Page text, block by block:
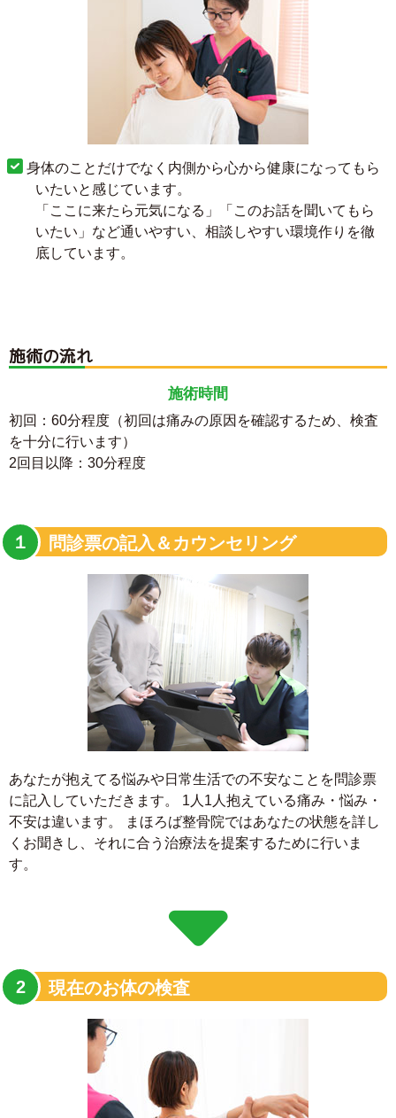
身体のことだけでなく内側から心から健康になってもら
いたいと感じています。
「ここに来たら元気になる」「このお話を聞いてもら
いたい」など通いやすい、相談しやすい環境作りを徹
底しています。
施術の流れ
施術時間
初回：60分程度（初回は痛みの原因を確認するため、検査
を十分に行います）
2回目以降：30分程度
問診票の記入＆カウンセリング
あなたが抱えてる悩みや日常生活での不安なことを問診票
に記入していただきます。 1人1人抱えている痛み・悩み・
不安は違います。 まほろば整骨院ではあなたの状態を詳し
くお聞きし、それに合う治療法を提案するために行いま
す。
現在のお体の検査